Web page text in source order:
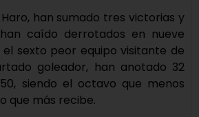
han sumado tres victorias y
caído derrotados en nueve
el sexto peor equipo visitante de
goleador, han anotado 32
siendo el octavo que menos
que más recibe.